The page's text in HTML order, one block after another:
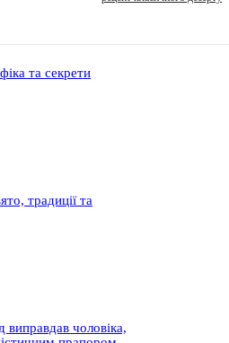
та секрети
традиції та
чоловіка,